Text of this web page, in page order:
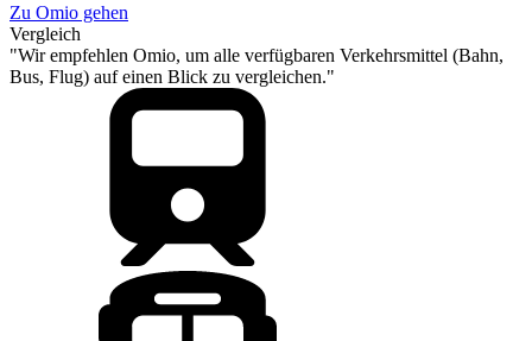
Zu Omio gehen
Vergleich
"Wir empfehlen Omio, um alle verfügbaren Verkehrsmittel (Bahn,
Bus, Flug) auf einen Blick zu vergleichen."